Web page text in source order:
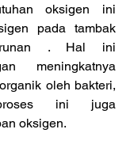
oksigen ini
pada tambak
. Hal ini
meningkatnya
oleh bakteri,
ini juga
oksigen.